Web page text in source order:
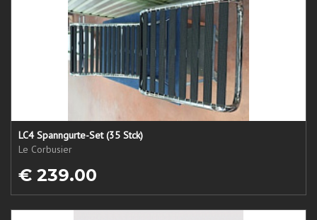
LC4 Spanngurte-Set (35 Stck)
Le Corbusier
€ 239.00